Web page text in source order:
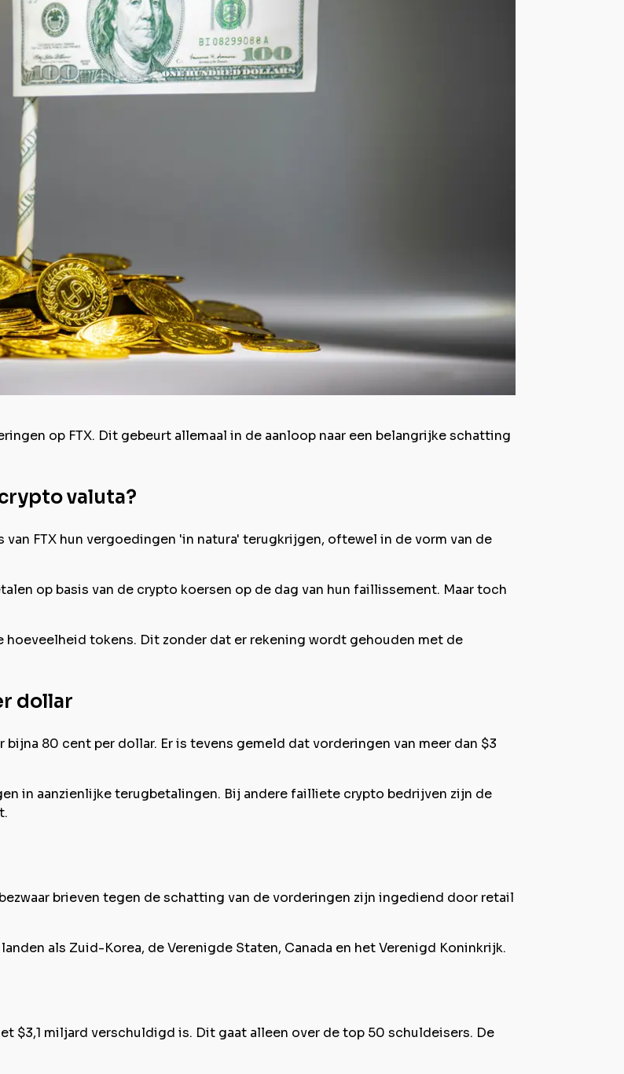
op FTX. Dit gebeurt allemaal in de aanloop naar een belangrijke schatting
valuta?
FTX hun vergoedingen 'in natura' terugkrijgen, oftewel in de vorm van de
op basis van de crypto koersen op de dag van hun faillissement. Maar toch
tokens. Dit zonder dat er rekening wordt gehouden met de
dollar
80 cent per dollar. Er is tevens gemeld dat vorderingen van meer dan $3
in aanzienlijke terugbetalingen. Bij andere failliete crypto bedrijven zijn de
brieven tegen de schatting van de vorderingen zijn ingediend door retail
als Zuid-Korea, de Verenigde Staten, Canada en het Verenigd Koninkrijk.
$3,1 miljard verschuldigd is. Dit gaat alleen over de top 50 schuldeisers. De